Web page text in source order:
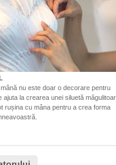
nu este doar o decorare pentru
la crearea unei siluetă
rușina cu mâna pentru a crea forma